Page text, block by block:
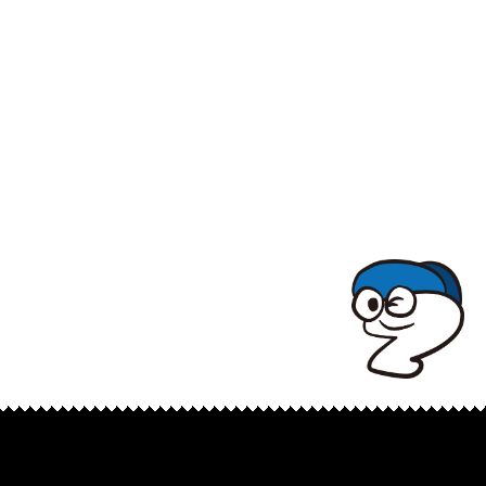
TOPでコナミコマンドを入れてみよ★